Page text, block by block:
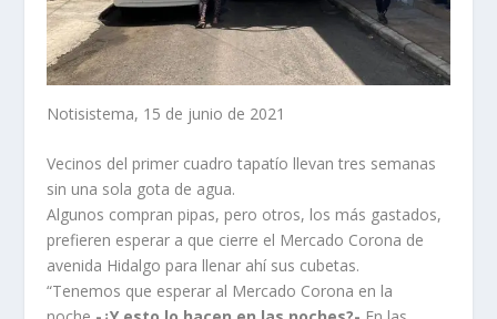
Notisistema, 15 de junio de 2021
Vecinos del primer cuadro tapatío llevan tres semanas
sin una sola gota de agua.
Algunos compran pipas, pero otros, los más gastados,
prefieren esperar a que cierre el Mercado Corona de
avenida Hidalgo para llenar ahí sus cubetas.
“Tenemos que esperar al Mercado Corona en la